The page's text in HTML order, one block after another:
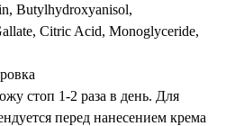
Butylhydroxyanisol,
Citric Acid, Monoglyceride,
стоп 1-2 раза в день. Для
перед нанесением крема